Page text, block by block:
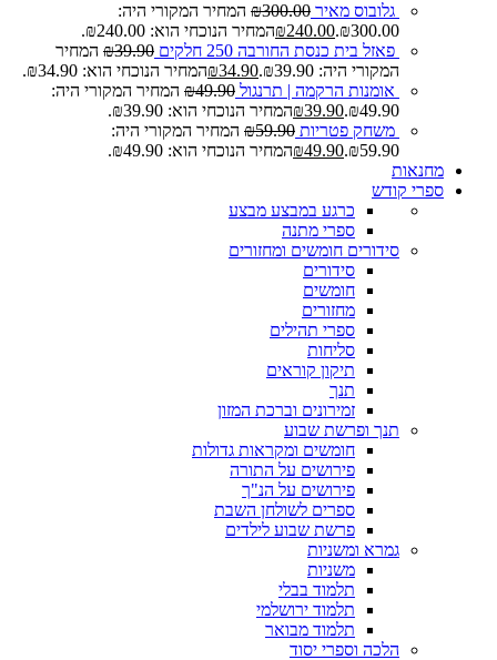
גלובוס מאיר ₪300.00
המחיר המקורי היה:
₪300.00.
₪240.00
המחיר הנוכחי הוא: ₪240.00.
פאזל בית כנסת החורבה 250 חלקים
₪39.90
המחיר
המקורי היה: ₪39.90.
₪34.90
המחיר הנוכחי הוא: ₪34.90.
אומנות הרקמה | תרנגול
₪49.90
המחיר המקורי היה:
₪49.90.
₪39.90
המחיר הנוכחי הוא: ₪39.90.
משחק פטריות
₪59.90
המחיר המקורי היה:
₪59.90.
₪49.90
המחיר הנוכחי הוא: ₪49.90.
מחנאות
ספרי קודש
כרגע במבצע מבצע
ספרי מתנה
סידורים חומשים ומחזורים
סידורים
חומשים
מחזורים
ספרי תהילים
סליחות
תיקון קוראים
תנך
זמירונים וברכת המזון
תנך ופרשת שבוע
חומשים ומקראות גדולות
פירושים על התורה
פירושים על הנ"ך
ספרים לשולחן השבת
פרשת שבוע לילדים
גמרא ומשניות
משניות
תלמוד בבלי
תלמוד ירושלמי
תלמוד מבואר
הלכה וספרי יסוד